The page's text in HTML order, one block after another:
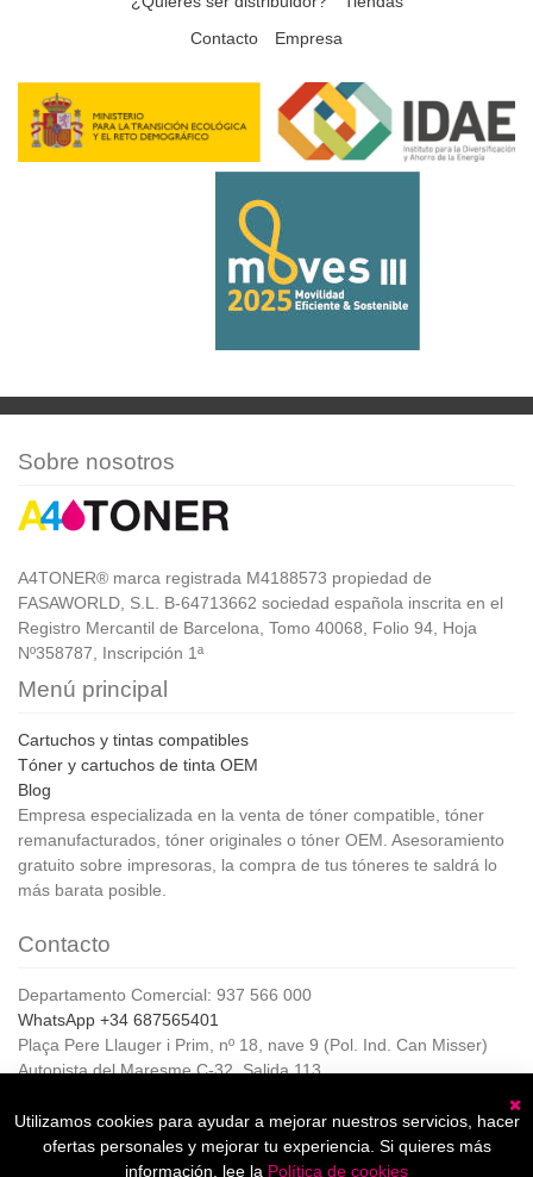
Contacto
Empresa
Sobre nosotros
A4TONER® marca registrada M4188573 propiedad de
FASAWORLD, S.L. B-64713662 sociedad española inscrita en el
Registro Mercantil de Barcelona, Tomo 40068, Folio 94, Hoja
Nº358787, Inscripción 1ª
Menú principal
Cartuchos y tintas compatibles
Tóner y cartuchos de tinta OEM
Blog
Empresa especializada en la venta de tóner compatible, tóner
remanufacturados, tóner originales o tóner OEM. Asesoramiento
gratuito sobre impresoras, la compra de tus tóneres te saldrá lo
más barata posible.
Contacto
Departamento Comercial: 937 566 000
WhatsApp +34 687565401
Plaça Pere Llauger i Prim, nº 18, nave 9 (Pol. Ind. Can Misser)
Autopista del Maresme C-32, Salida 113
Horario de Atención al cliente:
De lunes a jueves de 8:00 a 17:00,
Viernes de 8:00 a 15:00
Utilizamos cookies para ayudar a mejorar nuestros servicios, hacer
ofertas personales y mejorar tu experiencia. Si quieres más
información, lee la Política de cookies